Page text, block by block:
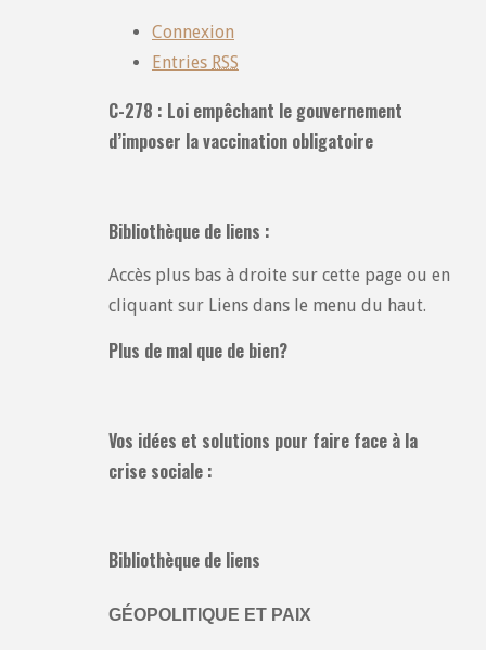
Connexion
Entries RSS
C-278 : Loi empêchant le gouvernement
d’imposer la vaccination obligatoire
Bibliothèque de liens :
Accès plus bas à droite sur cette page ou en
cliquant sur Liens dans le menu du haut.
Plus de mal que de bien?
Vos idées et solutions pour faire face à la
crise sociale :
Bibliothèque de liens
GÉOPOLITIQUE ET PAIX